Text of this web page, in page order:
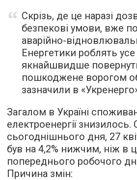
Скрізь, де це наразі
безпекові умови, вже
аварійно-
Енергетики роблять
якнайшвидше
пошкоджене ворогом
зазначили в
Загалом в Україні
електроенергії
сьогоднішнього дня, 27
був на 4,2% нижчим, ніж в
попереднього робочого
Причина змін: